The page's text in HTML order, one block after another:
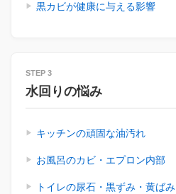
黒カビが健康に与える影響
STEP 3
水回りの悩み
キッチンの頑固な油汚れ
お風呂のカビ・エプロン内部
トイレの尿石・黒ずみ・黄ばみ